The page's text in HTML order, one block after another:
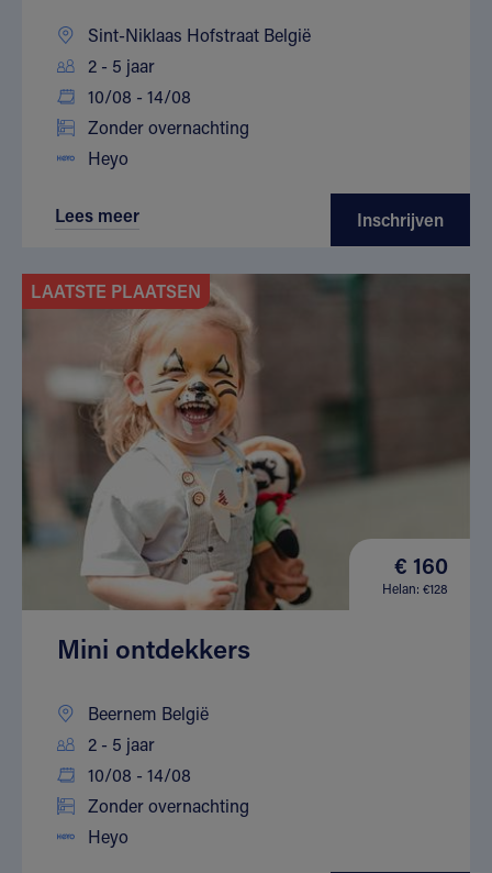
Sint-Niklaas Hofstraat België
2 - 5 jaar
10/08 - 14/08
Zonder overnachting
Heyo
Lees meer Inschrijven
LAATSTE PLAATSEN
€ 160
Helan: €128
Mini ontdekkers
Beernem België
2 - 5 jaar
10/08 - 14/08
Zonder overnachting
Heyo